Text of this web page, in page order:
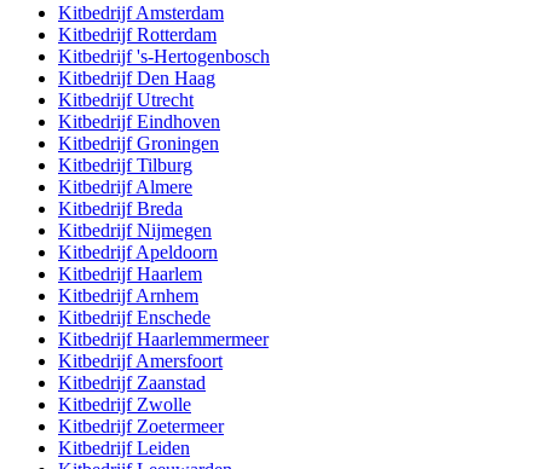
KitbedrijfAmsterdam
KitbedrijfRotterdam
Kitbedrijf's-Hertogenbosch
KitbedrijfDen Haag
KitbedrijfUtrecht
KitbedrijfEindhoven
KitbedrijfGroningen
KitbedrijfTilburg
KitbedrijfAlmere
KitbedrijfBreda
KitbedrijfNijmegen
KitbedrijfApeldoorn
KitbedrijfHaarlem
KitbedrijfArnhem
KitbedrijfEnschede
KitbedrijfHaarlemmermeer
KitbedrijfAmersfoort
Kitbedrijf Zaanstad
Kitbedrijf Zwolle
Kitbedrijf Zoetermeer
KitbedrijfLeiden